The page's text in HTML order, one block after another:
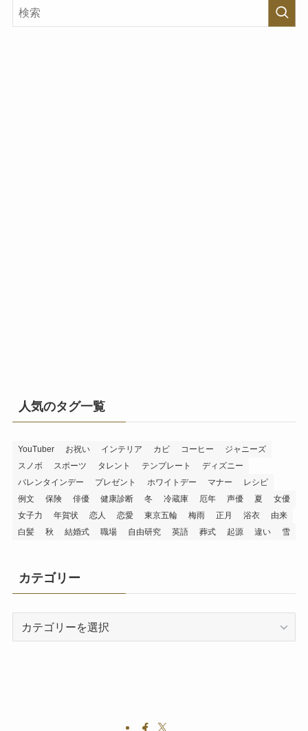
人気のタグ一覧
YouTuber お祝い インテリア カビ コーヒー
ジャニーズ
スノボ
スポーツ タレント テンプレート
ディズニー
バレンタインデー
プレゼント ホワイトデー マナー
レシピ
例文
保険 俳優 健康診断 冬 冷蔵庫 厄年 声優 夏
女優
女子力
年賀状 恋人 恋愛 東京五輪 梅雨 正月 浴衣
由来
白髪
秋 結婚式 職場 自由研究 英語 葬式 起源 違い 雪
カテゴリー